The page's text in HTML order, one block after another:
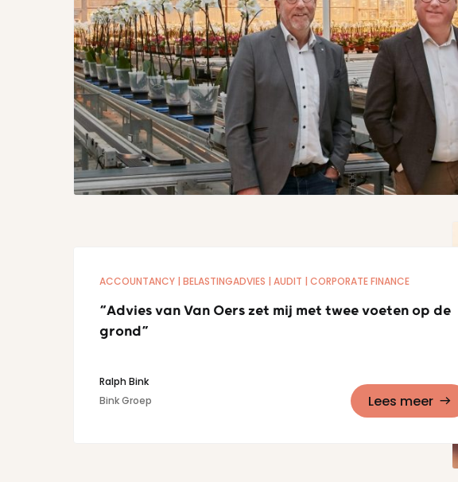
ACCOUNTANCY BELASTINGADVIES AUDIT CORPORATE FINANCE
“Advies van Van Oers zet mij met twee voeten op de
grond”
Ralph Bink
Bink Groep
Lees meer